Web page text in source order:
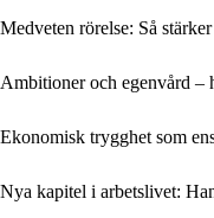
Medveten rörelse: Så
Ambitioner och egenvård –
Ekonomisk trygghet som
Nya kapitel i arbetslivet: